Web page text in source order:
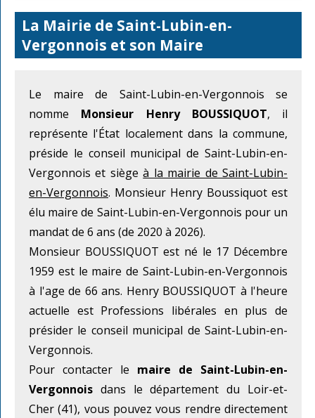
La Mairie de Saint-Lubin-en-
Vergonnois et son Maire
Le maire de Saint-Lubin-en-Vergonnois se
nomme Monsieur Henry BOUSSIQUOT, il
représente l'État localement dans la commune,
préside le conseil municipal de Saint-Lubin-en-
Vergonnois et siègeà la mairie de Saint-Lubin-
en-Vergonnois. Monsieur Henry Boussiquot est
élu maire de Saint-Lubin-en-Vergonnois pour un
mandat de 6 ans (de 2020 à 2026).
Monsieur BOUSSIQUOT est né le 17 Décembre
1959 est le maire de Saint-Lubin-en-Vergonnois
à l'age de 66 ans. Henry BOUSSIQUOT à l'heure
actuelle est Professions libérales en plus de
présider le conseil municipal de Saint-Lubin-en-
Vergonnois.
Pour contacter le maire de Saint-Lubin-en-
Vergonnois dans le département du Loir-et-
Cher (41), vous pouvez vous rendre directement